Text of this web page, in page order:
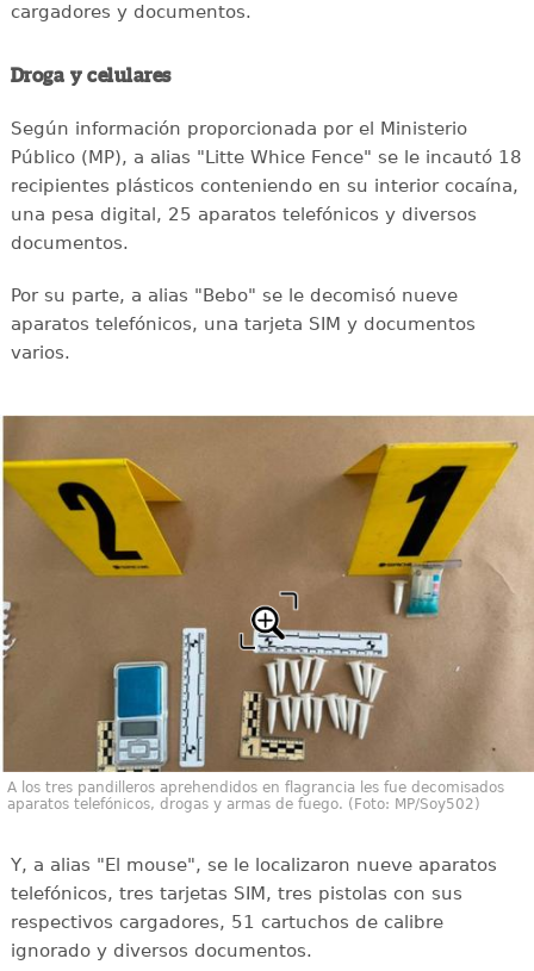
cargadores y documentos.
Droga y celulares
Según información proporcionada por el Ministerio
Público (MP), a alias "Litte Whice Fence" se le incautó 18
recipientes plásticos conteniendo en su interior cocaína,
una pesa digital, 25 aparatos telefónicos y diversos
documentos.
Por su parte, a alias "Bebo" se le decomisó nueve
aparatos telefónicos, una tarjeta SIM y documentos
varios.
A los tres pandilleros aprehendidos en flagrancia les fue decomisados
aparatos telefónicos, drogas y armas de fuego. (Foto: MP/Soy502)
Y, a alias "El mouse", se le localizaron nueve aparatos
telefónicos, tres tarjetas SIM, tres pistolas con sus
respectivos cargadores, 51 cartuchos de calibre
ignorado y diversos documentos.